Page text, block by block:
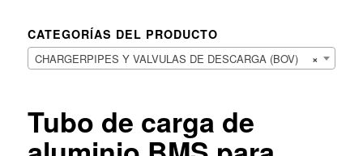
CATEGORÍAS DEL PRODUCTO
×
CHARGERPIPES Y VALVULAS DE DESCARGA (BOV)
Tubo de carga de